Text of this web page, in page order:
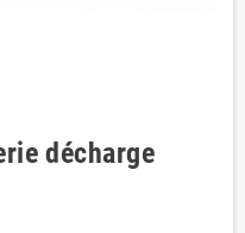
décharge